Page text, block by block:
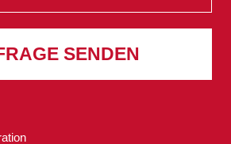
SENDEN